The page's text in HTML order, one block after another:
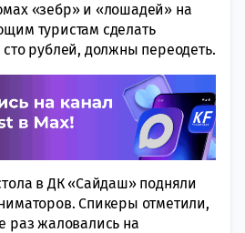
«зебр» и «лошадей» на
туристам сделать
рублей, должны переодеть.
в ДК «Сайдаш» подняли
Спикеры отметили,
раз жаловались на